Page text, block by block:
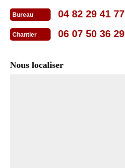
Bureau 04 82 29 41 77
Chantier 06 07 50 36 29
Nous localiser